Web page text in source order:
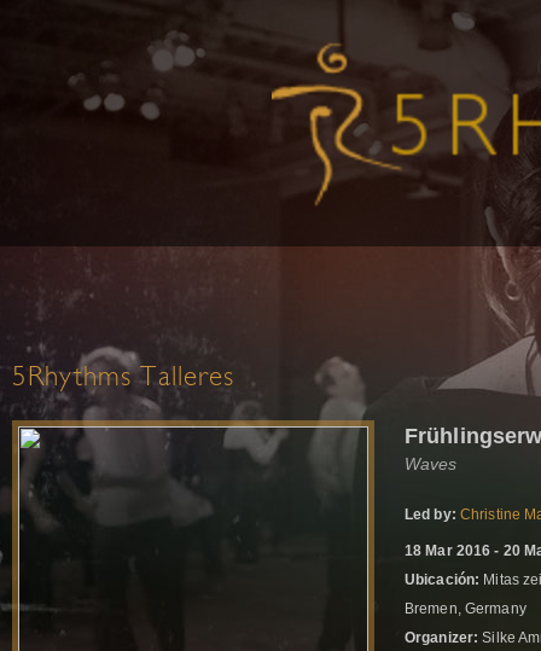
5Rhythms Talleres
Waves
Led by: Christine
18 Mar 2016 - 20
Ubicación: Mitas
Bremen, Germany
Organizer: Silke